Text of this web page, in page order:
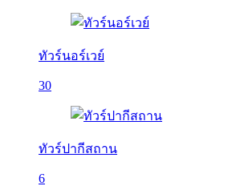
ทัวร์นอร์เวย์
30
ทัวร์ปากีสถาน
6